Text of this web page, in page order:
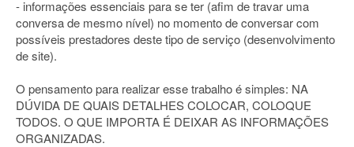
- informações essenciais para se ter (afim de travar uma
conversa de mesmo nível) no momento de conversar com
possíveis prestadores deste tipo de serviço (desenvolvimento
de site).
O pensamento para realizar esse trabalho é simples: NA
DÚVIDA DE QUAIS DETALHES COLOCAR, COLOQUE
TODOS. O QUE IMPORTA É DEIXAR AS INFORMAÇÕES
ORGANIZADAS.